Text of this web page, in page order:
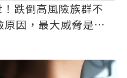
跌倒高風險族群不
因，最大威脅是